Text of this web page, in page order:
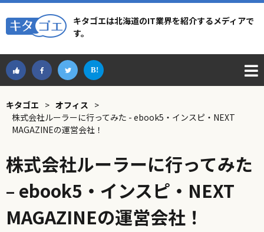
キタゴエは北海道のIT業界を紹介するメディアで
す。
キタゴエ > オフィス >
株式会社ルーラーに行ってみた - ebook5・インスピ・NEXT
MAGAZINEの運営会社！
株式会社ルーラーに行ってみた
– ebook5・インスピ・NEXT
MAGAZINEの運営会社！